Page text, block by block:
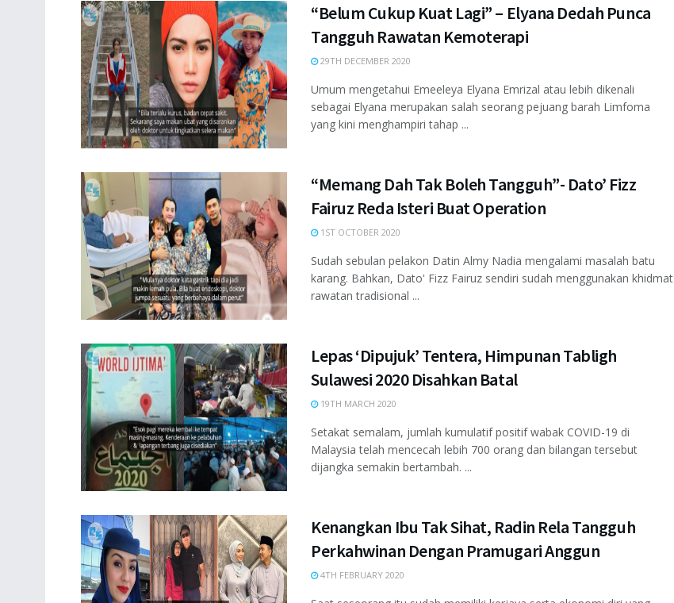
“Belum Cukup Kuat Lagi” – Elyana Dedah Punca
Tangguh Rawatan Kemoterapi
29TH DECEMBER 2020
Umum mengetahui Emeeleya Elyana Emrizal atau lebih dikenali
sebagai Elyana merupakan salah seorang pejuang barah Limfoma
yang kini menghampiri tahap ...
“Memang Dah Tak Boleh Tangguh”- Dato’ Fizz
Fairuz Reda Isteri Buat Operation
1ST OCTOBER 2020
Sudah sebulan pelakon Datin Almy Nadia mengalami masalah batu
karang. Bahkan, Dato' Fizz Fairuz sendiri sudah menggunakan khidmat
rawatan tradisional ...
Lepas ‘Dipujuk’ Tentera, Himpunan Tabligh
Sulawesi 2020 Disahkan Batal
19TH MARCH 2020
Setakat semalam, jumlah kumulatif positif wabak COVID-19 di
Malaysia telah mencecah lebih 700 orang dan bilangan tersebut
dijangka semakin bertambah. ...
Kenangkan Ibu Tak Sihat, Radin Rela Tangguh
Perkahwinan Dengan Pramugari Anggun
4TH FEBRUARY 2020